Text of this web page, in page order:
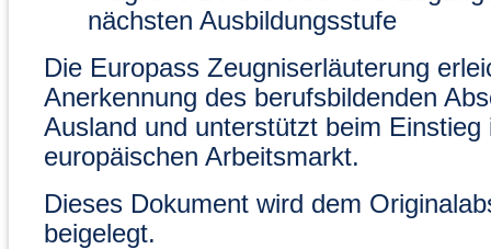
nächsten Ausbildungsstufe
Die Europass Zeugniserläuterung
Anerkennung des berufsbildenden
Ausland und unterstützt beim Einstieg
europäischen Arbeitsmarkt.
Dieses Dokument wird dem
beigelegt.